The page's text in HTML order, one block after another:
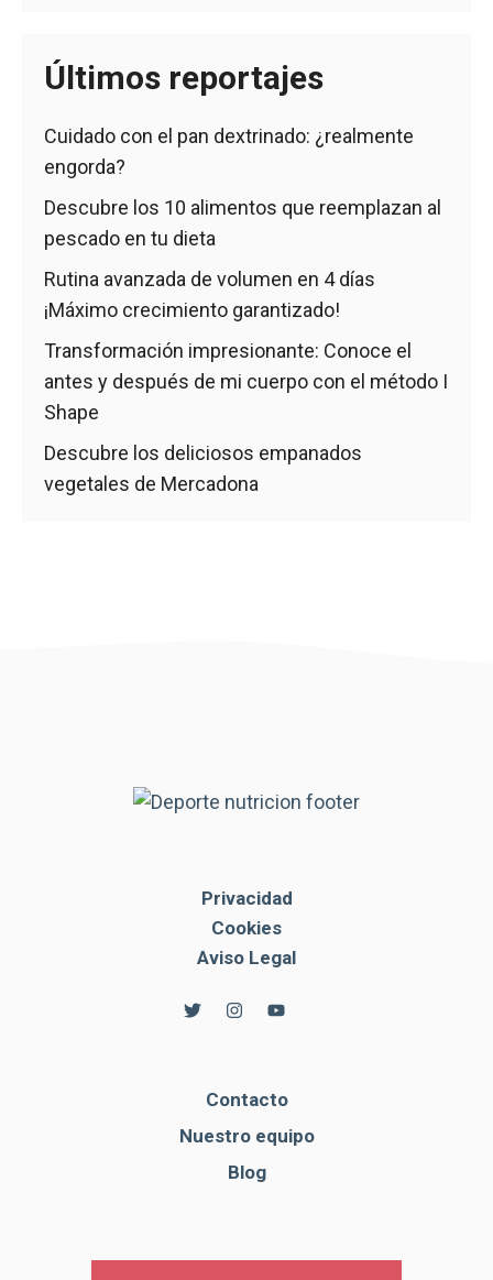
Últimos reportajes
Cuidado con el pan dextrinado: ¿realmente
engorda?
Descubre los 10 alimentos que reemplazan al
pescado en tu dieta
Rutina avanzada de volumen en 4 días
¡Máximo crecimiento garantizado!
Transformación impresionante: Conoce el
antes y después de mi cuerpo con el método I
Shape
Descubre los deliciosos empanados
vegetales de Mercadona
Privacidad
Cookies
Aviso Legal
Contacto
Nuestro equipo
Blog